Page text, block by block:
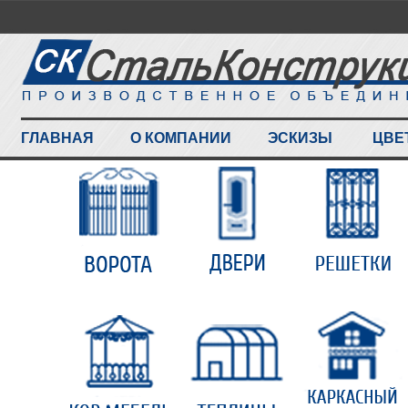
ГЛАВНАЯ О КОМПАНИИ ЭСКИЗЫ